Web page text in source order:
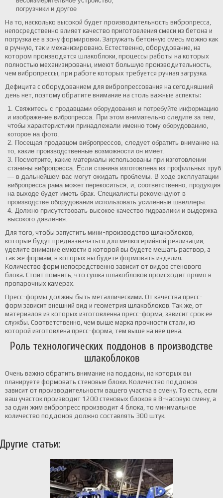
погрузчики и другое
На то, насколько высокой будет производительность вибропресса,
непосредственно влияет качество приготовления смеси из бетона и
погрузка ее в зону формировки. Загружать бетонную смесь можно как
в ручную, так и механизировано. Естественно, оборудование, на
котором производятся шлакоблоки, процессы работы на которых
полностью механизированы, имеют большую производительность,
чем вибропрессы, при работе которых требуется ручная загрузка.
Дефицита с оборудованием для вибропрессования на сегодняшний
день нет, поэтому обратите внимание на столь важные аспекты:
Свяжитесь с продавцами оборудования и потребуйте информацию
и изображение вибропресса. При этом внимательно следите за тем,
чтобы характеристики принадлежали именно тому оборудованию,
которое на фото.
Посещая продавцом вибропрессов, следует обратить внимание на
то, какие производственные возможности он имеет.
Посмотрите, какие материалы использованы при изготовлении
станины вибропресса. Если станина изготовлена из профильных труб
— в дальнейшем вас могут ожидать проблемы. В ходе эксплуатации
вибропресса рама может перекоситься, и, соответственно, продукция
на выходе будет иметь брак. Специалисты рекомендуют в
производстве оборудования использовать усиленные швеллеры.
Должно присутствовать высокое качество гидравлики и выдержка
высокого давления.
Для того, чтобы запустить мини-производство шлакоблоков,
которые будут предназначаться для мелкосерийной реализации,
уделите внимание емкости в которой вы будете мешать раствор, а
так же формам, в которых вы будете формовать изделия.
Количество форм непосредственно зависит от видов стенового
блока. Стоит помнить, что сушка шлакоблоков происходит прямо в
пропарочных камерах.
Пресс-формы должны быть металлическими. От качества пресс-
форм зависит внешний вид и геометрия шлакоблоков. Так же, от
материалов из которых изготовленна пресс-форма, зависит срок ее
службы. Соответственно, чем выше марка прочности стали, из
которой изготовлена пресс-форма, тем выше на нее цена.
Роль технологических поддонов в производстве
шлакоблоков
Очень важно обратить внимание на поддоны, на которых вы
планируете формовать стеновые блоки. Количество поддонов
зависит от производительности вашего участка в смену. То есть, если
ваш участок производит 1200 стеновых блоков в 8-часовую смену, а
за один жим вибропресс производит 4 блока, то минимальное
количество поддонов должно составлять 300 штук.
Другие статьи: